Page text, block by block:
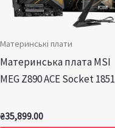
Материнські плати
Материнська плата MSI
MEG Z890 ACE Socket 1851
₴35,899.00